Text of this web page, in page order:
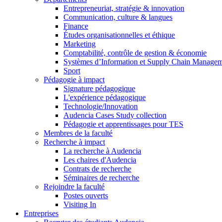
Entrepreneuriat, stratégie & innovation
Communication, culture & langues
Finance
Études organisationnelles et éthique
Marketing
Comptabilité, contrôle de gestion & économie
Systèmes d’Information et Supply Chain
Sport
Pédagogie à impact
Signature pédagogique
L'expérience pédagogique
Technologie/Innovation
Audencia Cases Study collection
Pédagogie et apprentissages pour TES
Membres de la faculté
Recherche à impact
La recherche à Audencia
Les chaires d'Audencia
Contrats de recherche
Séminaires de recherche
Rejoindre la faculté
Postes ouverts
Visiting In
Entreprises